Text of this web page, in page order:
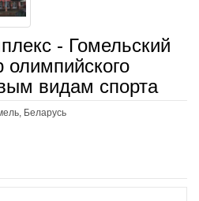
- Гомельский
олимпийского
видам спорта
Беларусь